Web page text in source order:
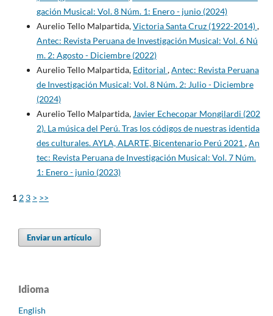
gación Musical: Vol. 8 Núm. 1: Enero - junio (2024)
Aurelio Tello Malpartida,Victoria Santa Cruz (1922-2014),
Antec: Revista Peruana de Investigación Musical: Vol. 6 Nú
m. 2: Agosto - Diciembre (2022)
Aurelio Tello Malpartida, Editorial ,Antec: Revista Peruana
de Investigación Musical: Vol. 8 Núm. 2: Julio - Diciembre
(2024)
Aurelio Tello Malpartida, Javier Echecopar Mongilardi (202
2). La música del Perú. Tras los códigos de nuestras identida
des culturales. AYLA, ALARTE, Bicentenario Perú 2021 ,An
tec: Revista Peruana de Investigación Musical: Vol. 7 Núm.
1: Enero - junio (2023)
1 2 3 > >>
Enviar un artículo
Idioma
English